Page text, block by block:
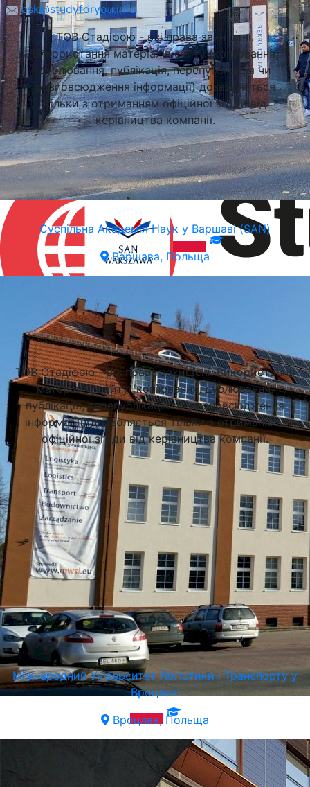
Суспільна Академія Наук у Варшаві (SAN)
Варшава, Польща
Міжнародний Університет Логістики і Транспорту у
Вроцлаві
Вроцлав, Польща
ask@studyforyou.info
ТОВ Стадіфою - всі права захищені.
Використання матеріалів сайту (копіювання,
дублювання, публікація, перепублікація чи
розповсюдження інформації) дозволяється
тільки з отриманням офіційної згоди від
керівництва компанії.
Підібрати університет
ТОВ Стадіфою - всі права захищені. Використання
матеріалів сайту (копіювання, дублювання,
публікація, перепублікація чи розповсюдження
інформації) дозволяється тільки з отриманням
офіційної згоди від керівництва компанії.